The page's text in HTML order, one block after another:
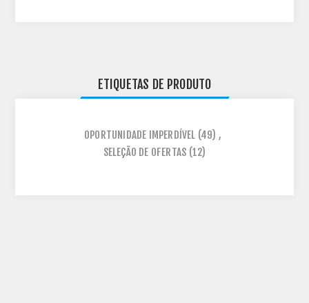
ETIQUETAS DE PRODUTO
OPORTUNIDADE IMPERDÍVEL (49) ,
SELEÇÃO DE OFERTAS (12)